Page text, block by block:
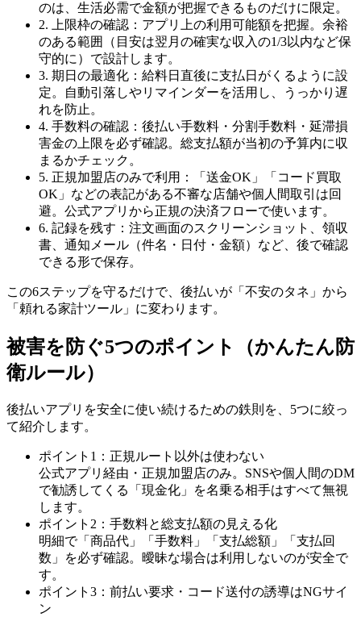
のは、生活必需で金額が把握できるものだけに限定。
2. 上限枠の確認：アプリ上の利用可能額を把握。余裕
のある範囲（目安は翌月の確実な収入の1/3以内など保
守的に）で設計します。
3. 期日の最適化：給料日直後に支払日がくるように設
定。自動引落しやリマインダーを活用し、うっかり遅
れを防止。
4. 手数料の確認：後払い手数料・分割手数料・延滞損
害金の上限を必ず確認。総支払額が当初の予算内に収
まるかチェック。
5. 正規加盟店のみで利用：「送金OK」「コード買取
OK」などの表記がある不審な店舗や個人間取引は回
避。公式アプリから正規の決済フローで使います。
6. 記録を残す：注文画面のスクリーンショット、領収
書、通知メール（件名・日付・金額）など、後で確認
できる形で保存。
この6ステップを守るだけで、後払いが「不安のタネ」から
「頼れる家計ツール」に変わります。
被害を防ぐ5つのポイント（かんたん防
衛ルール）
後払いアプリを安全に使い続けるための鉄則を、5つに絞っ
て紹介します。
ポイント1：正規ルート以外は使わない
公式アプリ経由・正規加盟店のみ。SNSや個人間のDM
で勧誘してくる「現金化」を名乗る相手はすべて無視
します。
ポイント2：手数料と総支払額の見える化
明細で「商品代」「手数料」「支払総額」「支払回
数」を必ず確認。曖昧な場合は利用しないのが安全で
す。
ポイント3：前払い要求・コード送付の誘導はNGサイ
ン